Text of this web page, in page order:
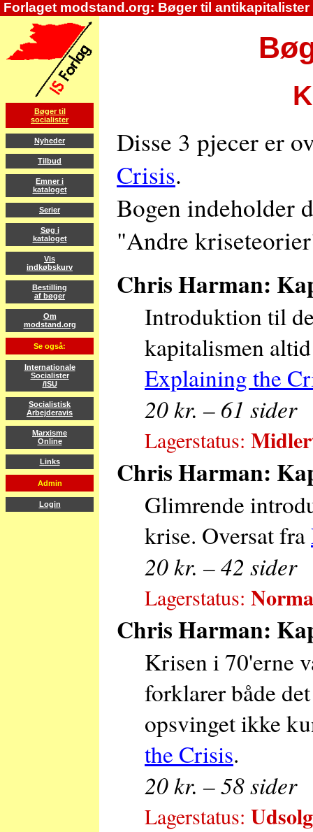
Forlaget modstand.org: Bøger til antikapitalister
Bøger til
socialister
Nyheder
Tilbud
Emner i
kataloget
Serier
Søg i
kataloget
Vis
indkøbskurv
Bestilling
af bøger
Om
modstand.org
Se også:
Internationale
Socialister
/ISU
Socialistisk
Arbejderavis
Marxisme
Online
Links
Admin
Login
Disse 3 pjecer er
Crisis.
Bogen indeholder
"Andre
Chris Harman:
Introduktion til
kapitalismen
Explaining the
20 kr. – 61 sider
Lagerstatus:
Chris Harman:
Glimrende
krise. Oversat fra
20 kr. – 42 sider
Lagerstatus:
Chris Harman:
Krisen i 70'erne
forklarer både
opsvinget ikke
the Crisis.
20 kr. – 58 sider
Lagerstatus: